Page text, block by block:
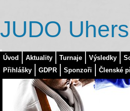
Úvod Aktuality Turnaje Výsledky
Přihlášky
GDPR Sponzoři Členské
JUDO